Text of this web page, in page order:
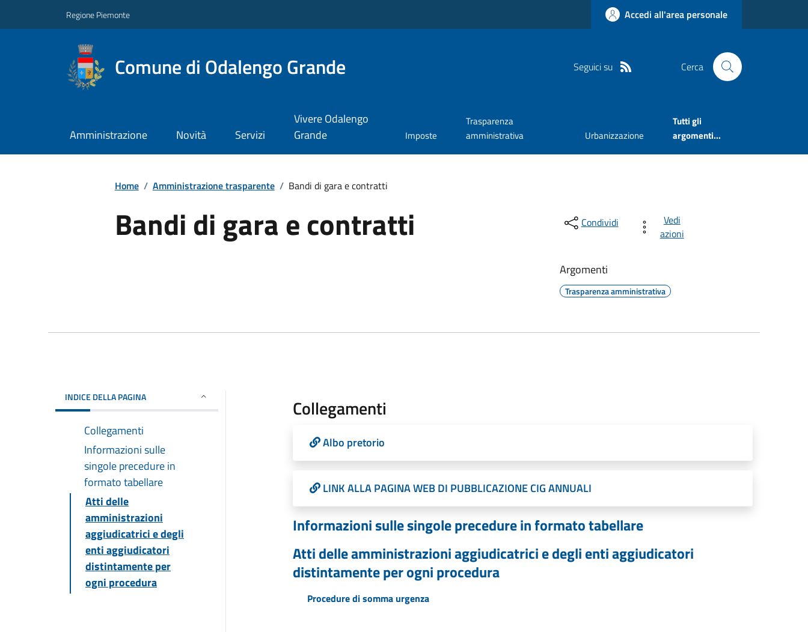
Regione Piemonte Accedi all'area personale
Comune di Odalengo Grande Seguici su Cerca
Amministrazione Novità Servizi
Vivere Odalengo
Grande
Imposte
Trasparenza
amministrativa
Urbanizzazione
Tutti gli
argomenti...
Home / Amministrazione trasparente / Bandi di gara e contratti
Bandi di gara e contratti Condividi
Vedi
azioni
Argomenti
Trasparenza amministrativa
INDICE DELLA PAGINA
Collegamenti
Informazioni sulle
singole precedure in
formato tabellare
Atti delle
amministrazioni
aggiudicatrici e degli
enti aggiudicatori
distintamente per
ogni procedura
Collegamenti
Albo pretorio
LINK ALLA PAGINA WEB DI PUBBLICAZIONE CIG ANNUALI
Informazioni sulle singole precedure in formato tabellare
Atti delle amministrazioni aggiudicatrici e degli enti aggiudicatori
distintamente per ogni procedura
Procedure di somma urgenza